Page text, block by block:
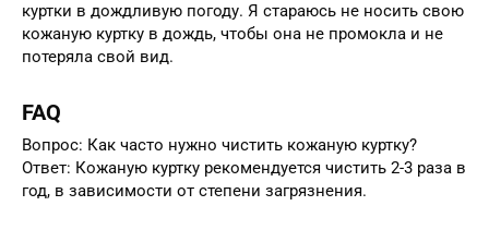
куртки в дождливую погоду. Я стараюсь не носить свою
кожаную куртку в дождь, чтобы она не промокла и не
потеряла свой вид.
FAQ
Вопрос: Как часто нужно чистить кожаную куртку?
Ответ: Кожаную куртку рекомендуется чистить 2-3 раза в
год, в зависимости от степени загрязнения.